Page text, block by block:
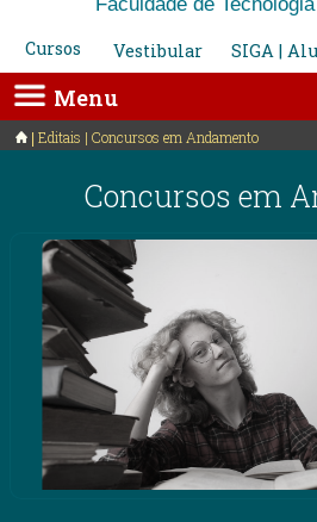
Cursos
Vestibular SIGA |
Menu
Editais | Concursos em Andamento
Concursos em